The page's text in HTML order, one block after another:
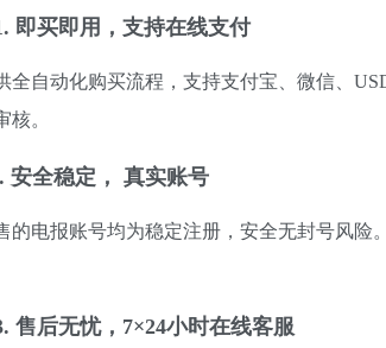
即买即用，支持在线支付
全自动化购买流程，支持支付宝、微信、
核。
安全稳定， 真实账号
的电报账号均为稳定注册，安全无封号风
售后无忧，7×24小时在线客服